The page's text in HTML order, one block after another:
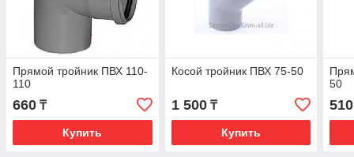
Прямой тройник ПВХ 110-
110
660 ₸
Купить
Косой тройник ПВХ 75-50
1 500₸
Купить
50
510